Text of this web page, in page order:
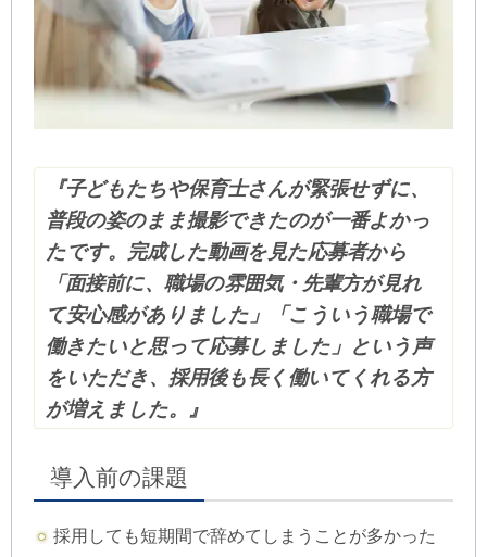
『子どもたちや保育士さんが緊張せずに、
普段の姿のまま撮影できたのが一番よかっ
たです。完成した動画を見た応募者から
「面接前に、職場の雰囲気・先輩方が見れ
て安心感がありました」「こういう職場で
働きたいと思って応募しました」という声
をいただき、採用後も長く働いてくれる方
が増えました。』
導入前の課題
採用しても短期間で辞めてしまうことが多かった